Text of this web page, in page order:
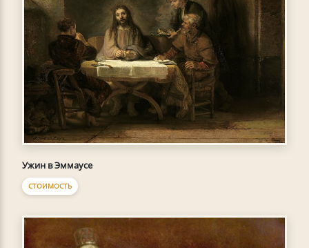
Ужин в Эммаусе
СТОИМОСТЬ